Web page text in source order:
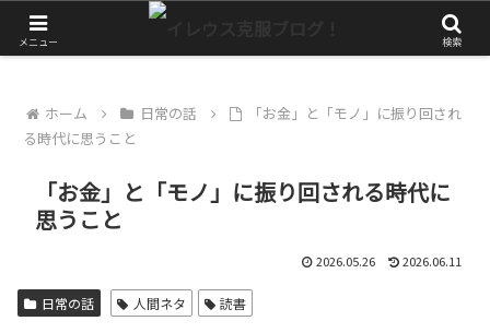
やっぱりアクティブに生きたい！
ホーム 日常の話
「お金」と「モノ」に振り回され
る時代に思うこと
「お金」と「モノ」に振り回される時代に
思うこと
2026.05.26 2026.06.11
日常の話 人間ネタ 読書
メニュー 検索